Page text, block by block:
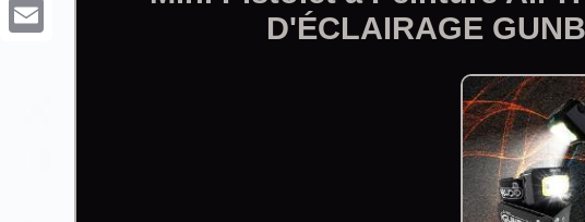
D'ÉCLAIRAGE